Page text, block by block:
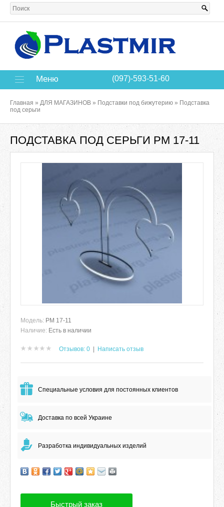
Меню (097)-593-51-60
Главная » ДЛЯ МАГАЗИНОВ » Подставки под бижутерию » Подставка
под серьги
ПОДСТАВКА ПОД СЕРЬГИ РМ 17-11
Модель: РМ 17-11
Наличие: Есть в наличии
Отзывов: 0 Написать отзыв
Специальные условия для постоянных клиентов
Доставка по всей Украине
Разработка индивидуальных изделий
Быстрый заказ